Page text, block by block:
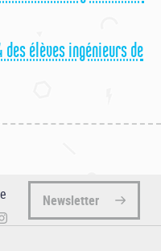
élèves ingénieurs de
Newsletter